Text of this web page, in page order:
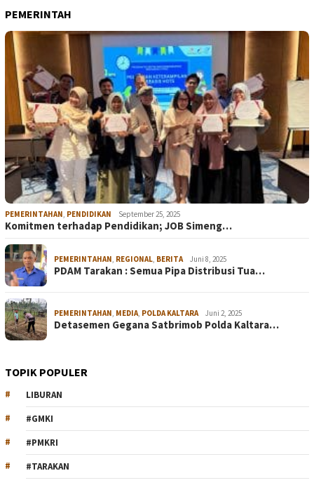
PEMERINTAH
PEMERINTAHAN, PENDIDIKAN September 25, 2025
Komitmen terhadap Pendidikan; JOB Simeng…
PEMERINTAHAN, REGIONAL, BERITA Juni 8, 2025
PDAM Tarakan : Semua Pipa Distribusi Tua…
PEMERINTAHAN, MEDIA, POLDA KALTARA Juni 2, 2025
Detasemen Gegana Satbrimob Polda Kaltara…
TOPIK POPULER
LIBURAN
#GMKI
#PMKRI
#TARAKAN